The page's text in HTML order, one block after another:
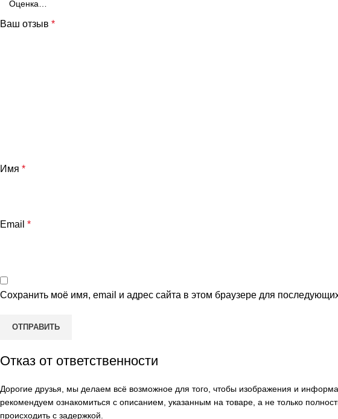
Ваш отзыв *
Имя *
Email *
Сохранить моё имя, email и адрес сайта в этом браузере для
Отказ от ответственности
Дорогие друзья, мы делаем всё возможное для того, чтобы изображения и
рекомендуем ознакомиться с описанием, указанным на товаре, а не только
происходить с задержкой.